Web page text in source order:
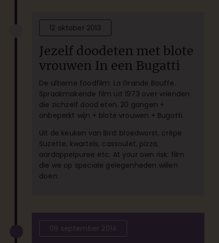
12 oktober 2013
Jezelf doodeten met blote
vrouwen In een Bugatti
De ultieme foodfilm: La Grande Bouffe.
Spraakmakende film uit 1973 over vrienden
die zichzelf dood eten. 20 gangen +
onbeperkt wijn + blote vrouwen + Bugatti.
Uit de keuken van Bird: bloedworst, crêpe
Suzette, kwartels, cassoulet, pizza,
aardappelpuree etc. At your own risk: film
die we op speciale gelegenheden willen
doen.
09 september 2014